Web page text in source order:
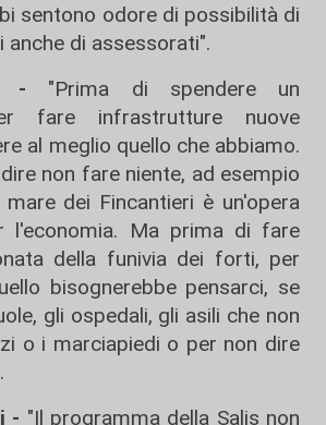
sentono odore di possibilità di
anche di assessorati".
- "Prima di spendere un
fare infrastrutture nuove
al meglio quello che abbiamo.
non fare niente, ad esempio
dei Fincantieri è un'opera
l'economia. Ma prima di fare
della funivia dei forti, per
bisognerebbe pensarci, se
gli ospedali, gli asili che non
o i marciapiedi o per non dire
- "Il programma della Salis non